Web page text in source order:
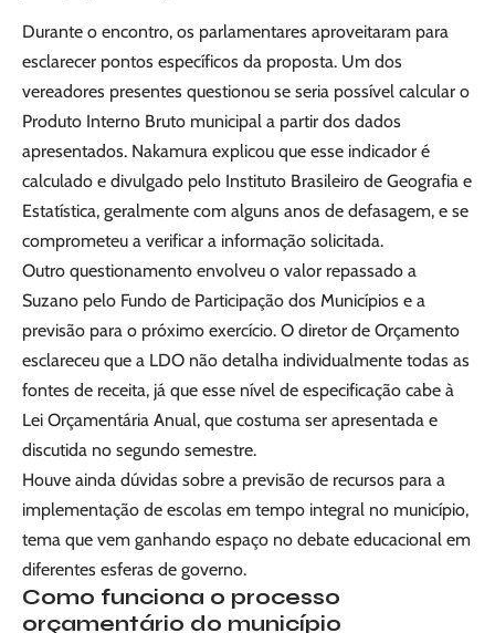
Durante o encontro, os parlamentares aproveitaram para
esclarecer pontos específicos da proposta. Um dos
vereadores presentes questionou se seria possível calcular o
Produto Interno Bruto municipal a partir dos dados
apresentados. Nakamura explicou que esse indicador é
calculado e divulgado pelo Instituto Brasileiro de Geografia e
Estatística, geralmente com alguns anos de defasagem, e se
comprometeu a verificar a informação solicitada.
Outro questionamento envolveu o valor repassado a
Suzano pelo Fundo de Participação dos Municípios e a
previsão para o próximo exercício. O diretor de Orçamento
esclareceu que a LDO não detalha individualmente todas as
fontes de receita, já que esse nível de especificação cabe à
Lei Orçamentária Anual, que costuma ser apresentada e
discutida no segundo semestre.
Houve ainda dúvidas sobre a previsão de recursos para a
implementação de escolas em tempo integral no município,
tema que vem ganhando espaço no debate educacional em
diferentes esferas de governo.
Como funciona o processo
orçamentário do município